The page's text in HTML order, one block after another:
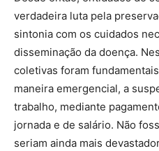
verdadeira luta pela
sintonia com os cuidados
disseminação da doença.
coletivas foram
maneira emergencial, a
trabalho, mediante
jornada e de salário. Não
seriam ainda mais